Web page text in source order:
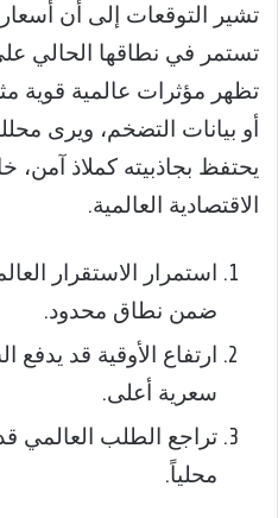
تشير التوقعات إلى أن
تستمر في نطاقها الحالي
تظهر مؤثرات عالمية قوية
أو بيانات التضخم، ويرى
يحتفظ بجاذبيته كملاذ
الاقتصادية العالمية.
استمرار الاستقرار
ضمن نطاق محدود.
ارتفاع الأوقية قد
سعرية أعلى.
تراجع الطلب العالمي
محلياً.